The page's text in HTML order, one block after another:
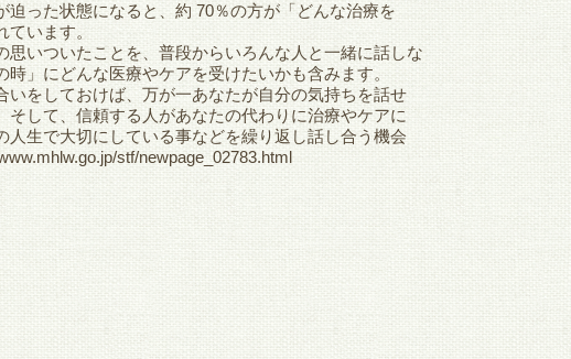
った状態になると、約 70％の方が「どんな治療を
います。
いついたことを、普段からいろんな人と一緒に話しな
」にどんな医療やケアを受けたいかも含みます。
をしておけば、万が一あなたが自分の気持ちを話せ
して、信頼する人があなたの代わりに治療やケアに
生で大切にしている事などを繰り返し話し合う機会
stf/newpage_02783.html